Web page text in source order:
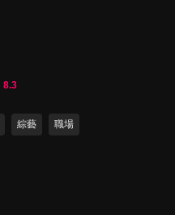
8.3
綜藝 職場